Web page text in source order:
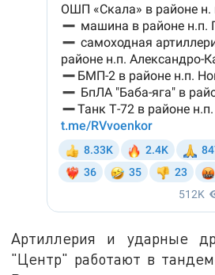
Артиллерия и ударные
"Центр" работают в